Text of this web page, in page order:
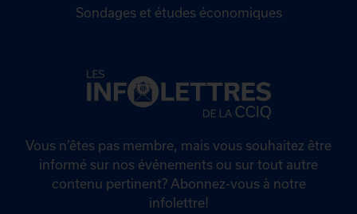
Sondages et études économiques
Vous n’êtes pas membre, mais vous souhaitez être
informé sur nos événements ou sur tout autre
contenu pertinent? Abonnez-vous à notre
infolettre!